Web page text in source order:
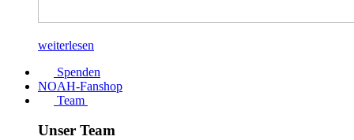
weiterlesen
Spenden
NOAH-Fanshop
Team
Unser Team